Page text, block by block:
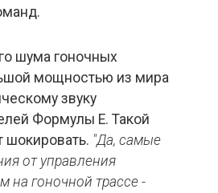
шума гоночных
мощностью из мира
звуку
Формулы Е. Такой
шокировать. "Да, самые
от управления
на гоночной трассе -